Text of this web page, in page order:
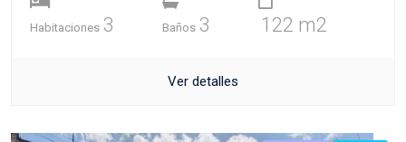
Habitaciones 3 Baños 3 122 m2
Ver detalles